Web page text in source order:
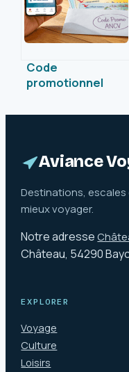
Code
promotionnel
remise sur vos
fiscale
Aviance
Destinations,
mieux voyager.
Notre adresse
Château, 54290
EXPLORER
Voyage
Culture
Loisirs